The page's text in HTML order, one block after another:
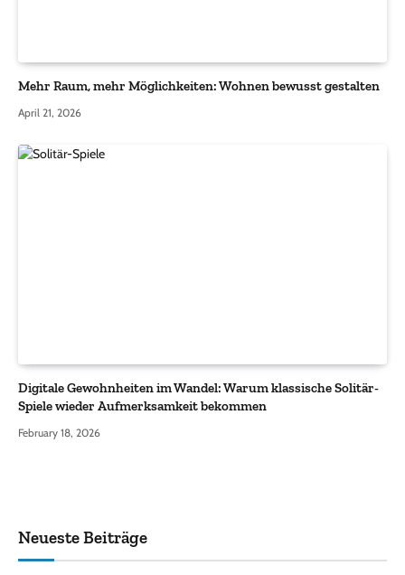
Mehr Raum, mehr Möglichkeiten: Wohnen bewusst gestalten
April 21, 2026
Digitale Gewohnheiten im Wandel: Warum klassische Solitär-
Spiele wieder Aufmerksamkeit bekommen
February 18, 2026
Neueste Beiträge